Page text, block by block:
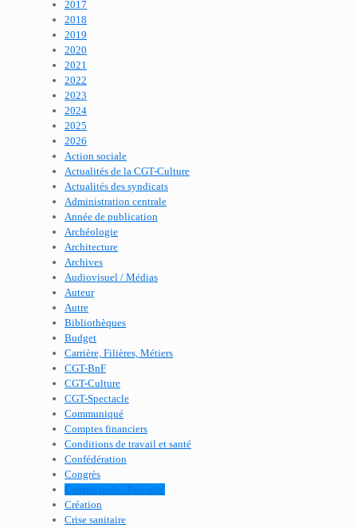
2017
2018
2019
2020
2021
2022
2023
2024
2025
2026
Action sociale
Actualités de la CGT-Culture
Actualités des syndicats
Administration centrale
Année de publication
Archéologie
Architecture
Archives
Audiovisuel / Médias
Auteur
Autre
Bibliothèques
Budget
Carrière, Filières, Métiers
CGT-BnF
CGT-Culture
CGT-Spectacle
Communiqué
Comptes financiers
Conditions de travail et santé
Confédération
Congrès
Contractuels / Précarité
Création
Crise sanitaire